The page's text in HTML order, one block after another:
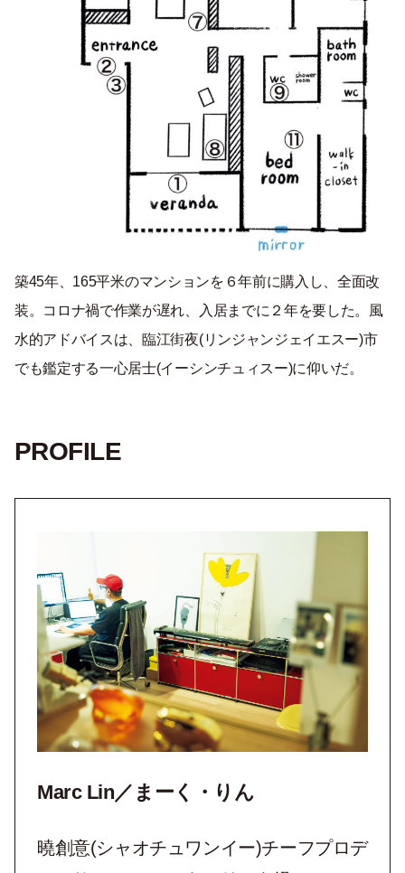
築45年、 165平米のマンションを６年前に購入し、全面改
装。コロナ禍で作業が遅れ、入居までに２年を要した。風
水的アドバイスは、臨江街夜(リンジャンジェイエスー)市
でも鑑定する一心居士(イーシンチュィスー)に仰いだ。
PROFILE
Marc Lin／まーく・りん
曉創意(シャオチュワンイー)チーフプロデ